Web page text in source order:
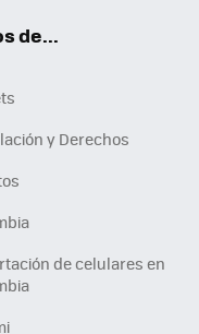
de...
y Derechos
de celulares en